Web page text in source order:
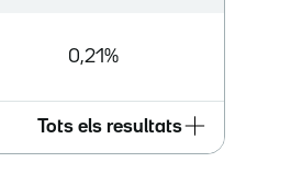
0,21%
Tots els resultats